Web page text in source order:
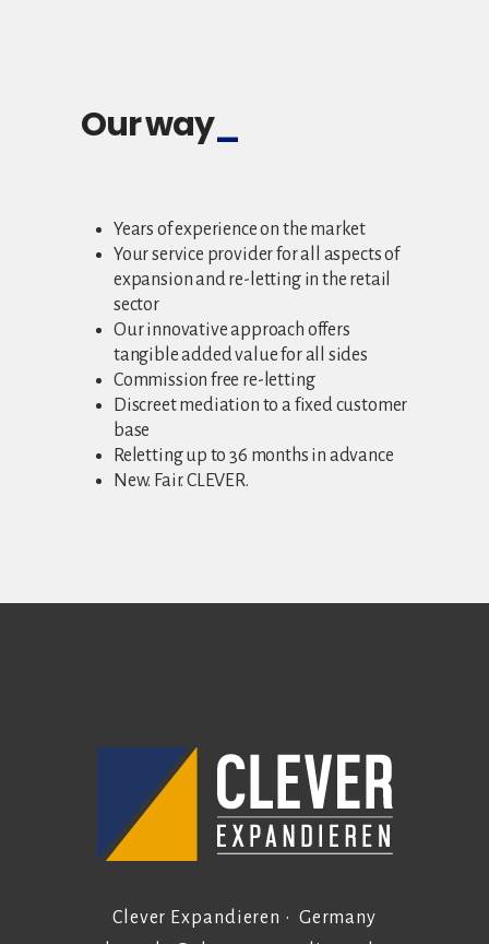
Our way
Years of experience on the market
Your service provider for all aspects of
expansion and re-letting in the retail
sector
Our innovative approach offers
tangible added value for all sides
Commission free re-letting
Discreet mediation to a fixed customer
base
Reletting up to 36 months in advance
New. Fair. CLEVER.
Clever Expandieren • Germany